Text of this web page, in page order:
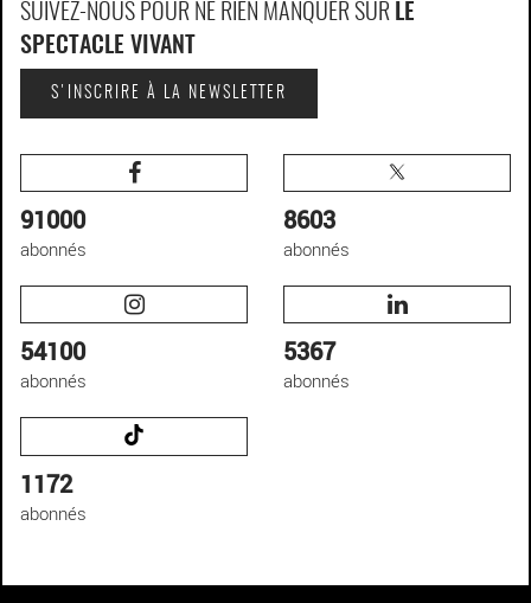
SUIVEZ-NOUS POUR NE RIEN MANQUER SUR LE
SPECTACLE VIVANT
S'INSCRIRE À LA NEWSLETTER
91000
abonnés
8603
abonnés
54100
abonnés
5367
abonnés
1172
abonnés